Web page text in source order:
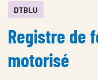
site
En vedette
À propos de Lindab
Contact
DTBLU
Registre de
motorisé